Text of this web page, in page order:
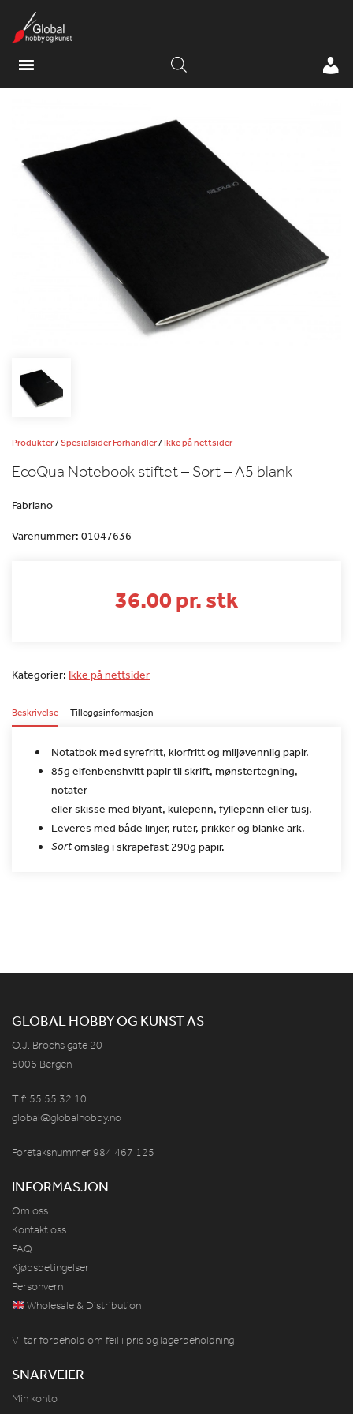
Produkter/Spesialsider Forhandler/Ikke på nettsider
EcoQua Notebook stiftet – Sort – A5 blank
Fabriano
Varenummer: 01047636
36.00 pr. stk
Kategorier: Ikke på nettsider
Beskrivelse Tilleggsinformasjon
Notatbok med syrefritt, klorfritt og miljøvennlig papir.
85g elfenbenshvitt papir til skrift, mønstertegning,
notater
eller skisse med blyant, kulepenn, fyllepenn eller tusj.
Leveres med både linjer, ruter, prikker og blanke ark.
Sortomslag i skrapefast 290g papir.
GLOBAL HOBBY OG KUNST AS
O.J. Brochs gate 20
5006 Bergen
Tlf: 55 55 32 10
global@globalhobby.no
Foretaksnummer 984 467 125
INFORMASJON
Om oss
Kontakt oss
FAQ
Kjøpsbetingelser
Personvern
Wholesale & Distribution
Vi tar forbehold om feil i pris og lagerbeholdning
SNARVEIER
Min konto